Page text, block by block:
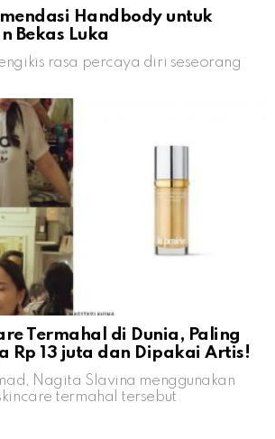
Handbody untuk
Bekas Luka
rasa percaya diri seseorang
Termahal di Dunia, Paling
Rp 13 juta dan Dipakai Artis!
Nagita Slavina menggunakan
termahal tersebut